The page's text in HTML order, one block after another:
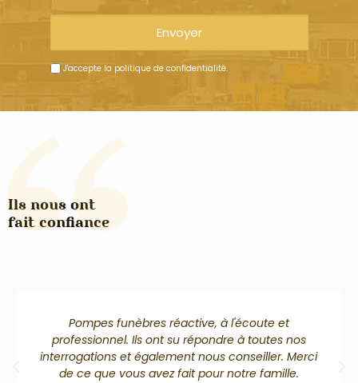
J'accepte la politique de confidentialité.
Ils nous ont
fait confiance
Pompes funèbres réactive, à l'écoute et
professionnel. Ils ont su répondre à toutes nos
interrogations et également nous conseiller. Merci
de ce que vous avez fait pour notre famille.